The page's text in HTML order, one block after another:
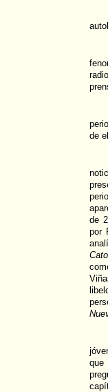
de
de
por
que